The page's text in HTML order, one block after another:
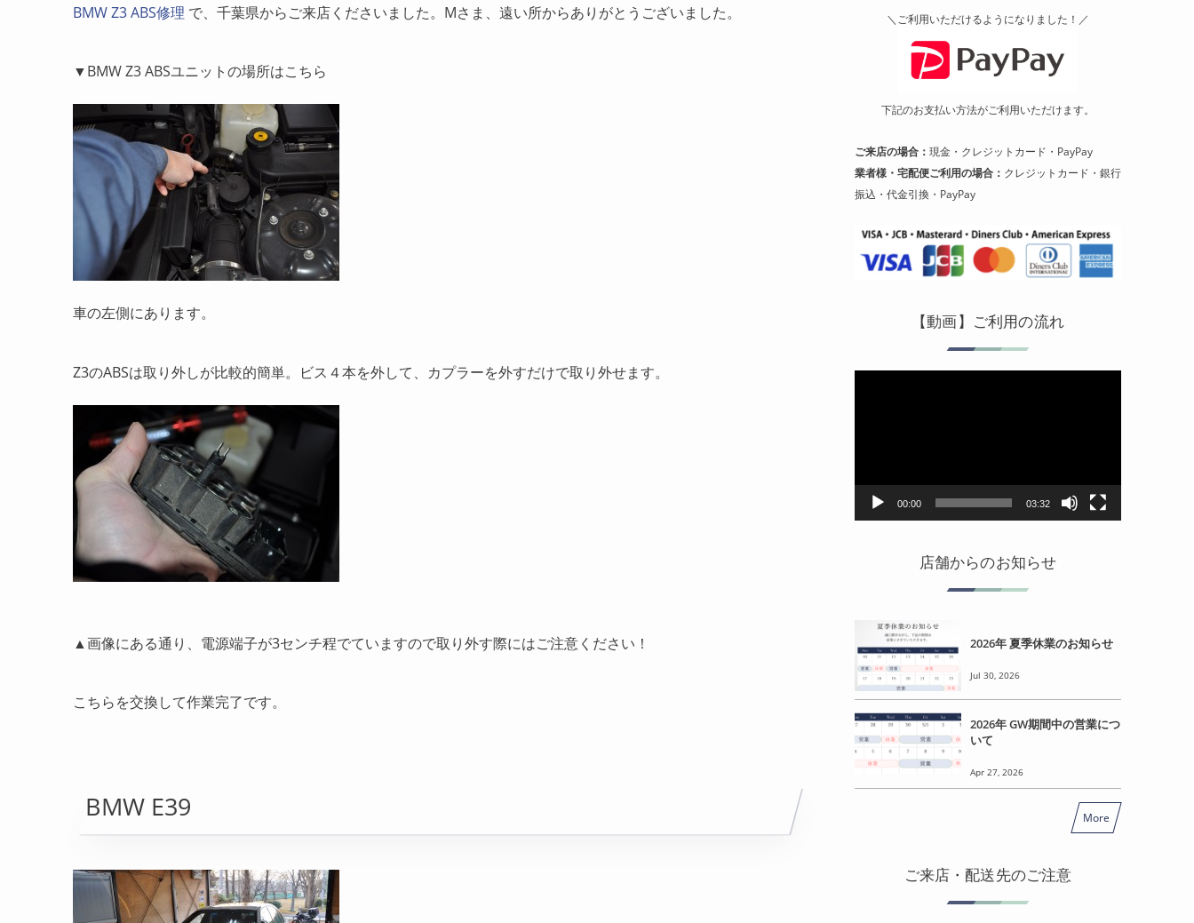
BMW Z3 ABS修理 で、千葉県からご来店くださいました。Mさま、遠い所からありがとうございました。
▼BMW Z3 ABSユニットの場所はこちら
車の左側にあります。
Z3のABSは取り外しが比較的簡単。ビス４本を外して、カプラーを外すだけで取り外せます。
▲画像にある通り、電源端子が3センチ程でていますので取り外す際にはご注意ください！
こちらを交換して作業完了です。
BMW E39
＼ご利用いただけるようになりました！／
下記のお支払い方法がご利用いただけます。
ご来店の場合： 現金・クレジットカード・PayPay
業者様・宅配便ご利用の場合： クレジットカード・銀行
振込・代金引換・PayPay
【動画】ご利用の流れ
00:00 03:32
店舗からのお知らせ
2026年 夏季休業のお知らせ
Jul 30, 2026
2026年 GW期間中の営業につ
いて
Apr 27, 2026
More
ご来店・配送先のご注意